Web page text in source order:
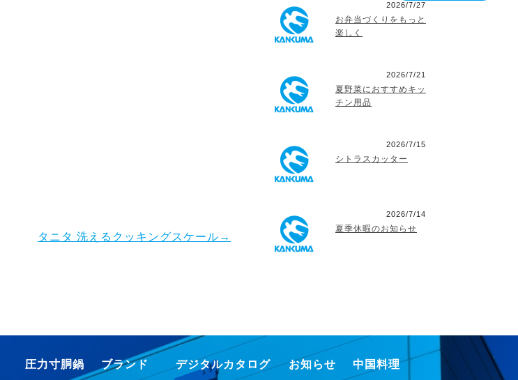
タニタ 洗えるクッキングスケール →
2026/7/27
お弁当づくりをもっと
楽しく
2026/7/21
夏野菜におすすめキッ
チン用品
2026/7/15
シトラスカッター
2026/7/14
夏季休暇のお知らせ
圧力寸胴鍋 ブランド デジタルカタログ お知らせ 中国料理